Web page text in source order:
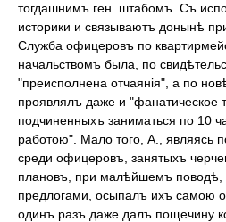
тогдашнимъ ген. штабомъ. Съ
историки и связываютъ донынѣ
Служба офицеровъ по
начальствомъ была, по
"преисполнена отчаянія", а по
проявлялъ даже и "фанатическое
подчиненныхъ заниматься по 10
работою". Мало того, А., являясь
среди офицеровъ, занятыхъ
плановъ, при малѣйшемъ
предлогами, осыпалъ ихъ самою
одинъ разъ даже далъ пощечину